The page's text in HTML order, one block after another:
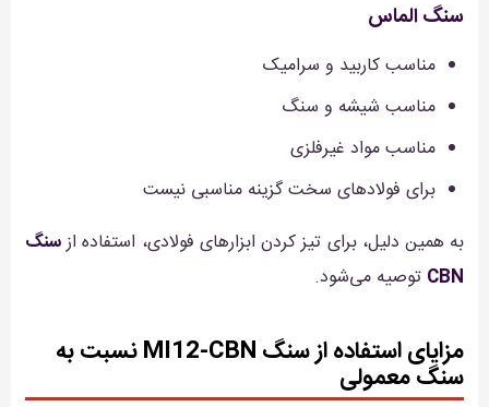
سنگ الماس
مناسب کاربید و سرامیک
مناسب شیشه و سنگ
مناسب مواد غیرفلزی
برای فولادهای سخت گزینه مناسبی نیست
به همین دلیل، برای تیز کردن ابزارهای فولادی، استفاده ازسنگ
CBN توصیه می‌شود.
مزایای استفاده از سنگ MI12-CBN نسبت به
سنگ معمولی